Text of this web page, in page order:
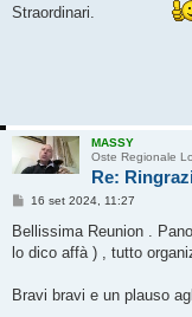
Straordinari.
MASSY
Oste Regionale
Re:
M
s
a
i
16 set 2024, 11:27
Bellissima Reunion .
lo dico affà ) , tutto
Bravi bravi e un plauso